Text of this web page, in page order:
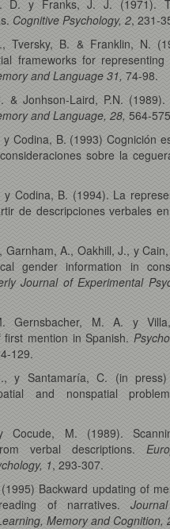
D. y Franks, J. J. (1971).
Cognitive Psychology, 2, 231-
Tversky, B. & Franklin, N.
frameworks for representing
and Language 31, 74-98.
& Jonhson-Laird, P.N.
and Language, 28, 564-575
Codina, B. (1993) Cognición
sobre la
y Codina, B. (1994). La
de descripciones verbales
Garnham, A., Oakhill, J., y
gender information in
Journal of Experimental
Gernsbacher, M. A. y
mention in Spanish.
129.
y Santamaría, C. (in press)
and nonspatial
Cocude, M. (1989).
verbal descriptions.
1, 293-307.
Backward updating of
of narratives.
Memory and Cognition,